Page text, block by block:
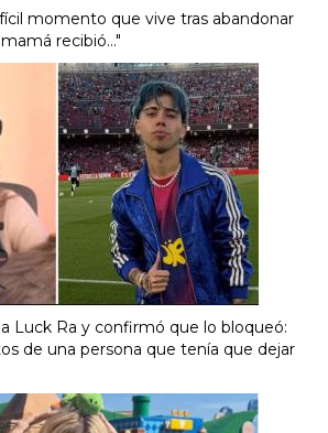
momento que vive tras abandonar
recibió..."
Luck Ra y confirmó que lo bloqueó:
de una persona que tenía que dejar